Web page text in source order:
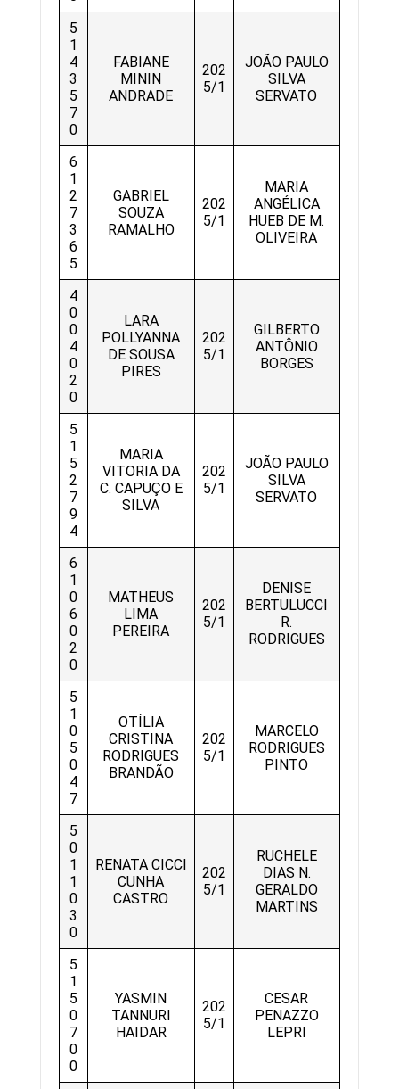
5
1
4
3
5
7
0
FABIANE
MININ
ANDRADE
202
5/1
JOÃO PAULO
SILVA
SERVATO
6
1
2
7
3
6
5
GABRIEL
SOUZA
RAMALHO
202
5/1
MARIA
ANGÉLICA
HUEB DE M.
OLIVEIRA
4
0
0
4
0
2
0
LARA
POLLYANNA
DE SOUSA
PIRES
202
5/1
GILBERTO
ANTÔNIO
BORGES
5
1
5
2
7
9
4
MARIA
VITORIA DA
C. CAPUÇO E
SILVA
202
5/1
JOÃO PAULO
SILVA
SERVATO
6
1
0
6
0
2
0
MATHEUS
LIMA
PEREIRA
202
5/1
DENISE
BERTULUCCI
R.
RODRIGUES
5
1
0
5
0
4
7
OTÍLIA
CRISTINA
RODRIGUES
BRANDÃO
202
5/1
MARCELO
RODRIGUES
PINTO
5
0
1
1
0
3
0
RENATA CICCI
CUNHA
CASTRO
202
5/1
RUCHELE
DIAS N.
GERALDO
MARTINS
5
1
5
0
7
0
0
YASMIN
TANNURI
HAIDAR
202
5/1
CESAR
PENAZZO
LEPRI